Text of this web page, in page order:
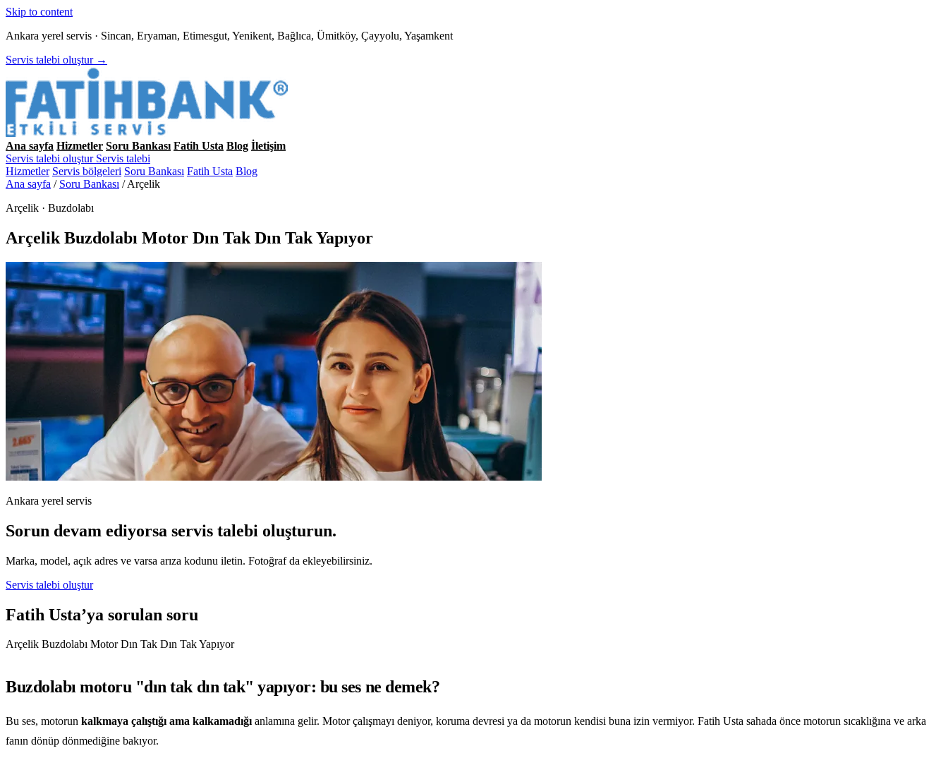
Skip to content
Ankara yerel servis · Sincan, Eryaman, Etimesgut, Yenikent, Bağlıca, Ümitköy, Çayyolu, Yaşamkent
Servis talebi oluştur →
Ana sayfa Hizmetler Soru Bankası Fatih Usta Blog İletişim
Servis talebi oluştur Servis talebi
Hizmetler Servis bölgeleri Soru Bankası Fatih Usta Blog
Ana sayfa / Soru Bankası / Arçelik
Arçelik · Buzdolabı
Arçelik Buzdolabı Motor Dın Tak Dın Tak Yapıyor
Ankara yerel servis
Sorun devam ediyorsa servis talebi oluşturun.
Marka, model, açık adres ve varsa arıza kodunu iletin. Fotoğraf da ekleyebilirsiniz.
Servis talebi oluştur
Fatih Usta’ya sorulan soru
Arçelik Buzdolabı Motor Dın Tak Dın Tak Yapıyor
Buzdolabı motoru "dın tak dın tak" yapıyor: bu ses ne demek?
Bu ses, motorun kalkmaya çalıştığı ama kalkamadığı anlamına gelir. Motor çalışmayı deniyor, koruma devresi ya da motorun kendisi buna izin vermiyor. Fatih Usta sahada önce motorun sıcaklığına ve arka
fanın dönüp dönmediğine bakıyor.